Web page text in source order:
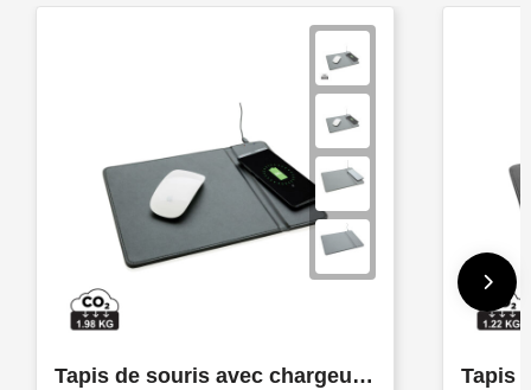
Tapis de souris avec chargeur à induction 5W